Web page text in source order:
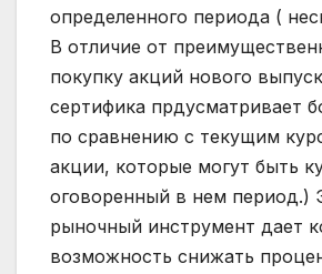
определенного периода (
В отличие от
покупку акций нового
сертифика прдусматривает
по сравнению с текущим
акции, которые могут быть
оговоренный в нем период.)
рыночный инструмент дает
возможность снижать